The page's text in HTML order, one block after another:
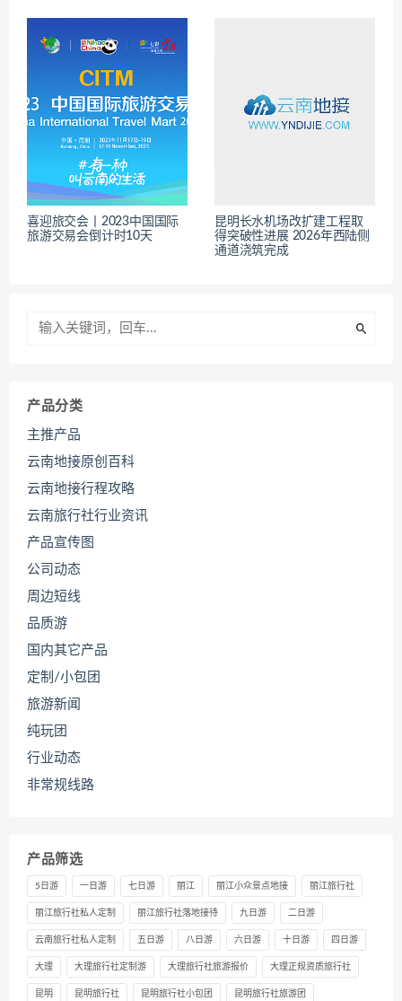
喜迎旅交会丨2023中国国际
旅游交易会倒计时10天
昆明长水机场改扩建工程取
得突破性进展 2026年西陆侧
通道浇筑完成
产品分类
主推产品
云南地接原创百科
云南地接行程攻略
云南旅行社行业资讯
产品宣传图
公司动态
周边短线
品质游
国内其它产品
定制/小包团
旅游新闻
纯玩团
行业动态
非常规线路
产品筛选
5日游 一日游 七日游 丽江 丽江小众景点地接 丽江旅行社
丽江旅行社私人定制 丽江旅行社落地接待 九日游 二日游
云南旅行社私人定制 五日游 八日游 六日游 十日游 四日游
大理 大理旅行社定制游 大理旅行社旅游报价 大理正规资质旅行社
昆明 昆明旅行社 昆明旅行社小包团 昆明旅行社旅游团